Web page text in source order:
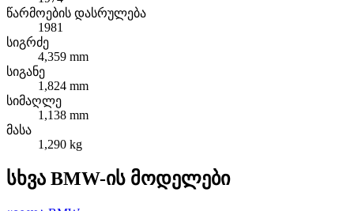
წარმოების დასრულება
1981
სიგრძე
4,359 mm
სიგანე
1,824 mm
სიმაღლე
1,138 mm
მასა
1,290 kg
სხვა BMW-ის მოდელები